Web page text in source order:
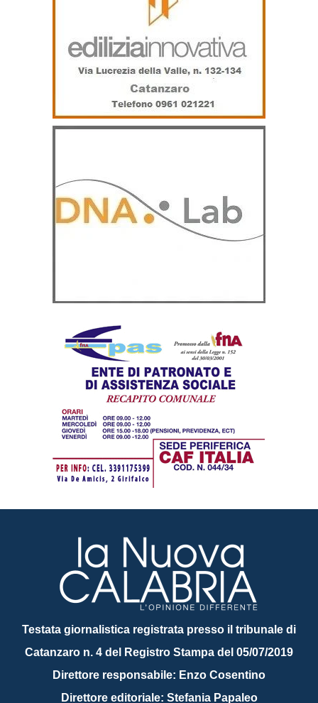
Testata giornalistica registrata presso il tribunale di
Catanzaro n. 4 del Registro Stampa del 05/07/2019
Direttore responsabile: Enzo Cosentino
Direttore editoriale: Stefania Papaleo